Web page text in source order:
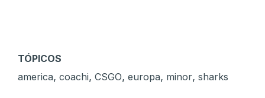
TÓPICOS
america, coachi, CSGO, europa, minor, sharks